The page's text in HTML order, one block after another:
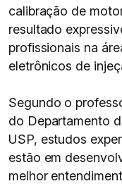
calibração de
resultado
profissionais na
eletrônicos de
Segundo o
do Departamento
USP, estudos
estão em
melhor